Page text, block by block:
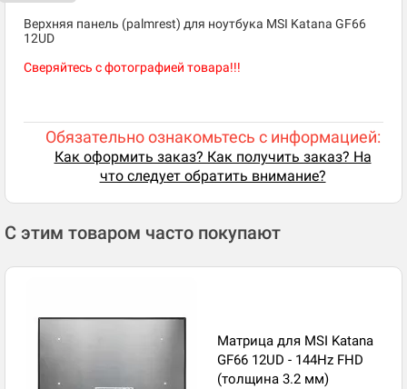
Верхняя панель (palmrest) для ноутбука MSI Katana GF66
12UD
Сверяйтесь с фотографией товара!!!
Обязательно ознакомьтесь с информацией:
Как оформить заказ? Как получить заказ? На
что следует обратить внимание?
С этим товаром часто покупают
Матрица для MSI Katana
GF66 12UD - 144Hz FHD
(толщина 3.2 мм)